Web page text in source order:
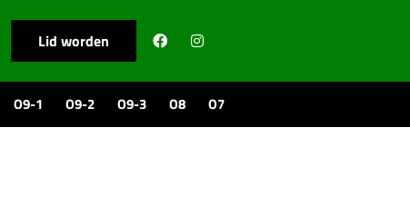
Lid worden
O9-1 O9-2 O9-3 O8 O7